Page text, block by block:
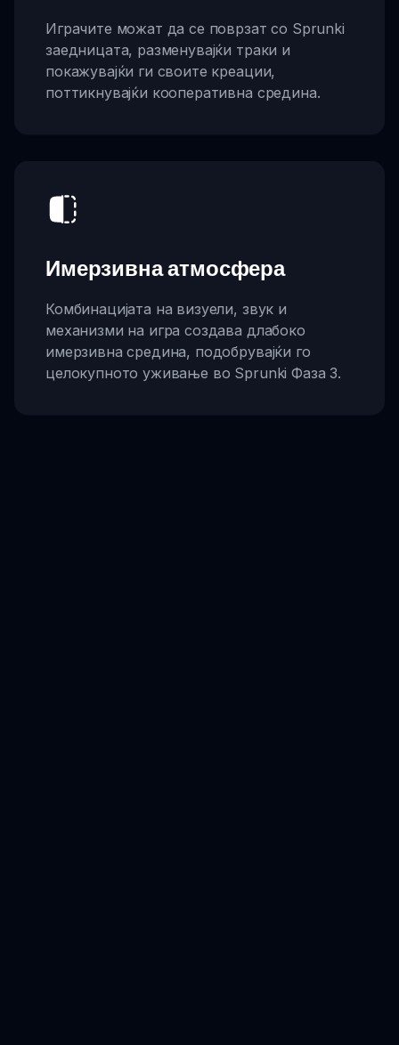
Играчите можат да се поврзат со Sprunki
заедницата, разменувајќи траки и
покажувајќи ги своите креации,
поттикнувајќи кооперативна средина.
Имерзивна атмосфера
Комбинацијата на визуели, звук и
механизми на игра создава длабоко
имерзивна средина, подобрувајќи го
целокупното уживање во Sprunki Фаза 3.